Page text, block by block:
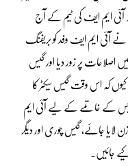
آئی ایم ایف کی ٹیم کے آج
نے آئی ایم ایف وفد کو بریفنگ
پر زور دیا اور گیس
کہ اس وقت گیس سیکٹر کا
جس کے خاتمے کے لیے آئی ایم
لایا جائے، گیس چوری اور دیگر
جائیں۔